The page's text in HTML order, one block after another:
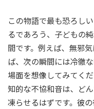
この物語で最も恐ろし
るであろう、子どもの
間です。例えば、無邪
ば、次の瞬間には冷徹
場面を想像してみてく
知的な不協和音は、ど
凍らせるはずです。彼